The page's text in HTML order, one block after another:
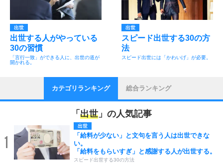
出世
出世する人がやっている
30の習慣
「言行一致」ができる人に、出世の道が
開かれる。
出世
スピード出世する30の方
法
スピード出世には「かわいげ」が必要。
カテゴリランキング 総合ランキング
「 出世 」の人気記事
1
出世
「給料が少ない」と文句を言う人は出世できな
い。
「給料をもらいすぎ」と感謝する人が出世する。
スピード出世する30の方法